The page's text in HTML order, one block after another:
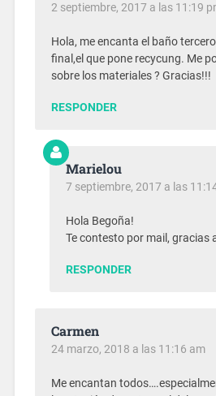
2 septiembre, 2017 a las 11:19
Hola, me encanta el baño
final,el que pone recycung. Me
sobre los materiales ? Gracias!!!
RESPONDER
Marielou
7 septiembre, 2017 a las
Hola Begoña!
Te contesto por mail, gracias
RESPONDER
Carmen
24 marzo, 2018 a las 11:16 am
Me encantan